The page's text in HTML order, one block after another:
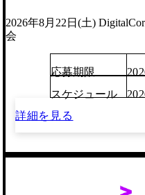
2026年8月22日(土)
会
応募期限
スケジュール
詳細を見る